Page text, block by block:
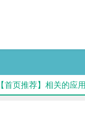
【首页推荐】相关的应用